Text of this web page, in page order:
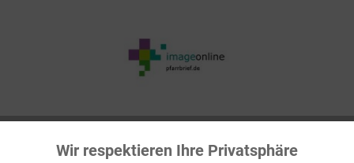
Funktionale Aktiv
Wir respektieren Ihre Privatsphäre